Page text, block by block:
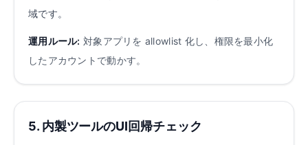
域です。
運用ルール: 対象アプリを allowlist 化し、権限を最小化
したアカウントで動かす。
5. 内製ツールのUI回帰チェック